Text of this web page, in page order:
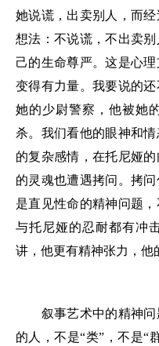
她说谎，出卖别人，而
想法：不说谎，不出卖
己的生命尊严。这是心
变得有力量。我要说的
她的少尉警察，他被她
杀。我们看他的眼神和
的复杂感情，在托尼娅
的灵魂也遭遇拷问。拷
是直见性命的精神问题
与托尼娅的忍耐都有冲
讲，他更有精神张力，他
叙事艺术中的精神问
的人，不是“类”，不是“